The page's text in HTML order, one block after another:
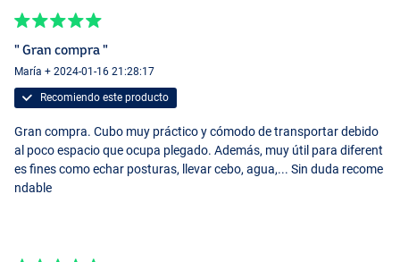
" Gran compra "
María + 2024-01-16 21:28:17
Recomiendo este producto
Gran compra. Cubo muy práctico y cómodo de transportar debido
al poco espacio que ocupa plegado. Además, muy útil para diferent
es fines como echar posturas, llevar cebo, agua,... Sin duda recome
ndable